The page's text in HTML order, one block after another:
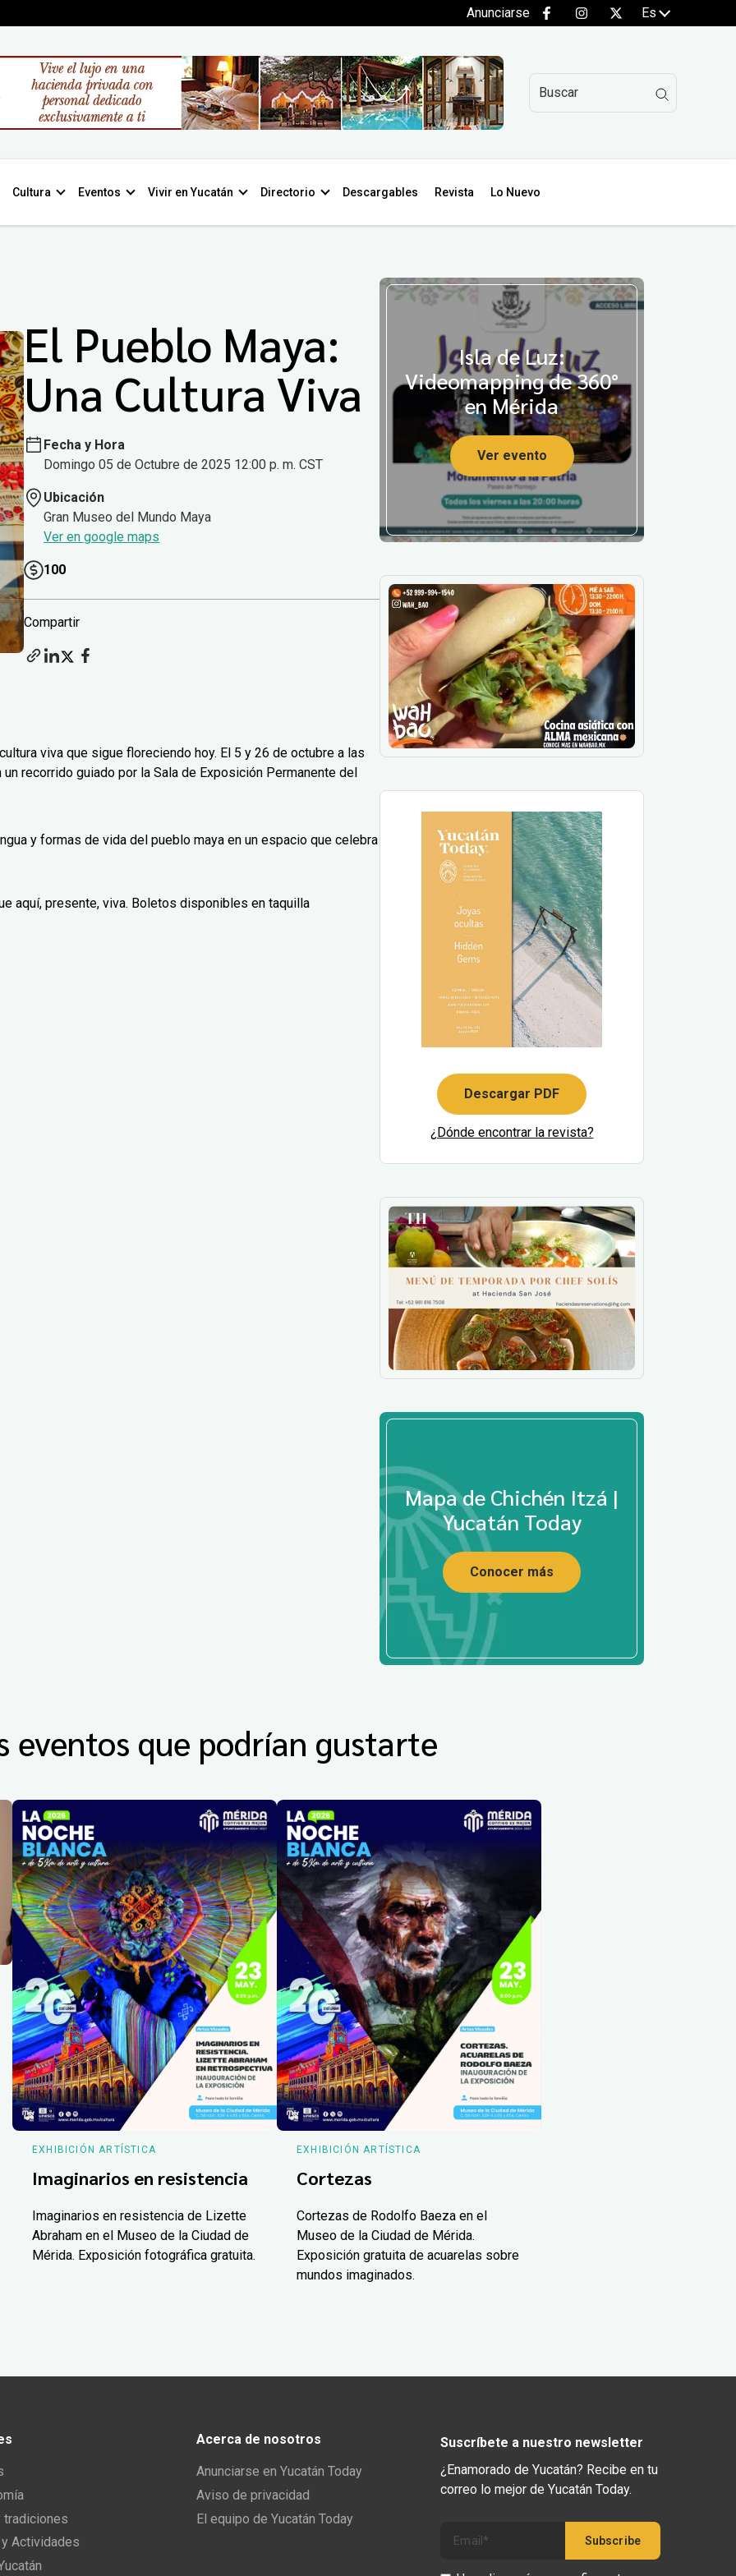
Anunciarse Es
Cultura Eventos Vivir en Yucatán Directorio Descargables Revista Lo Nuevo
El Pueblo Maya:
Una Cultura Viva
Fecha y Hora
Domingo 05 de Octubre de 2025 12:00 p. m. CST
Ubicación
Gran Museo del Mundo Maya
Ver en google maps
100
Compartir
viva que sigue floreciendo hoy. El 5 y 26 de octubre a las
recorrido guiado por la Sala de Exposición Permanente del
y formas de vida del pueblo maya en un espacio que celebra
aquí, presente, viva. Boletos disponibles en taquilla
Isla de Luz:
Videomapping de 360°
en Mérida
Ver evento
Descargar PDF
¿Dónde encontrar la revista?
Mapa de Chichén Itzá |
Yucatán Today
Conocer más
eventos que podrían gustarte
EXHIBICIÓN ARTÍSTICA
Imaginarios en resistencia
Imaginarios en resistencia de Lizette
Abraham en el Museo de la Ciudad de
Mérida. Exposición fotográfica gratuita.
EXHIBICIÓN ARTÍSTICA
Cortezas
Cortezas de Rodolfo Baeza en el
Museo de la Ciudad de Mérida.
Exposición gratuita de acuarelas sobre
mundos imaginados.
tradiciones
Actividades
Acerca de nosotros
Anunciarse en Yucatán Today
Aviso de privacidad
El equipo de Yucatán Today
Suscríbete a nuestro newsletter
¿Enamorado de Yucatán? Recibe en tu
correo lo mejor de Yucatán Today.